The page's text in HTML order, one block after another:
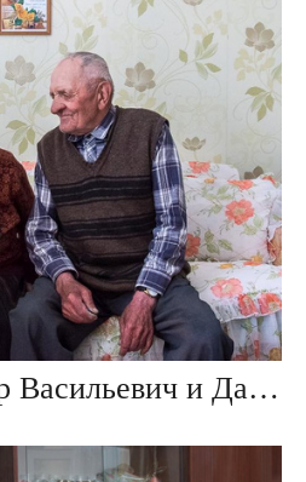
Рудик Владимир Васильевич и Данута Ивановна, дер. Ивезь, Беларусь